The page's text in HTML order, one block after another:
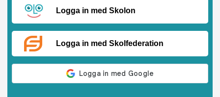
Logga in med Skolon
Logga in med Skolfederation